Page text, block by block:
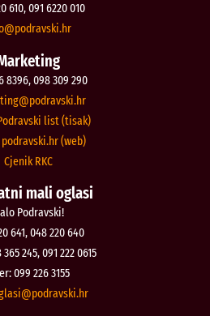
610, 091 6220 010
rh.iksvardop
8396, 098 309 290
rh.iksvardop
list (tisak)
(web)
Cjenik RKC
mali oglasi
Podravski!
641, 048 220 640
245, 091 222 0615
099 226 3155
rh.iksvardop